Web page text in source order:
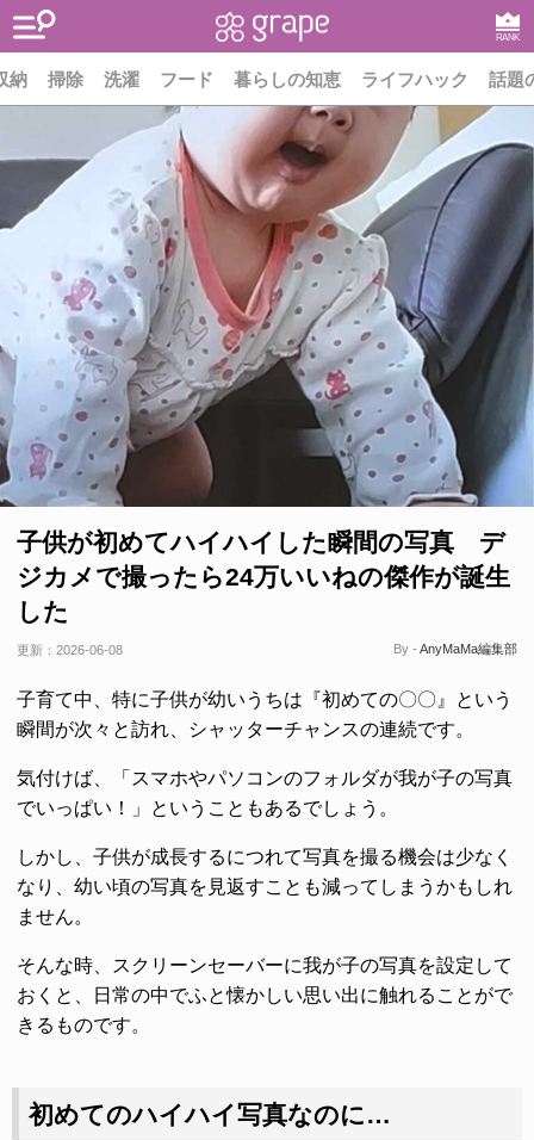
RANK
納 掃除 洗濯 フード 暮らしの知恵 ライフハック 話題
子供が初めてハイハイした瞬間の写真 デ
ジカメで撮ったら24万いいねの傑作が誕生
した
更新： 2026-06-08 By - AnyMaMa編集部
子育て中、特に子供が幼いうちは『初めての〇〇』という
瞬間が次々と訪れ、シャッターチャンスの連続です。
気付けば、「スマホやパソコンのフォルダが我が子の写真
でいっぱい！」ということもあるでしょう。
しかし、子供が成長するにつれて写真を撮る機会は少なく
なり、幼い頃の写真を見返すことも減ってしまうかもしれ
ません。
そんな時、スクリーンセーバーに我が子の写真を設定して
おくと、日常の中でふと懐かしい思い出に触れることがで
きるものです。
初めてのハイハイ写真なのに…